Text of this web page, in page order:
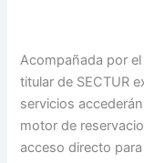
Acompañada por
titular de SECTUR
servicios
motor de
acceso directo